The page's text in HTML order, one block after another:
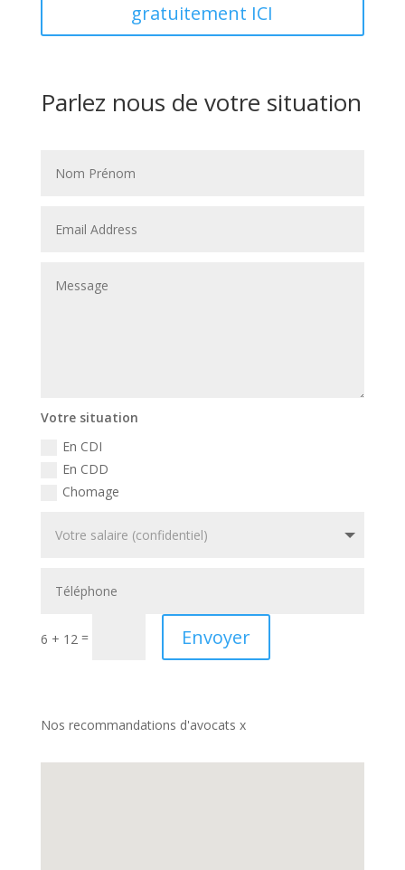
gratuitement ICI
Parlez nous de votre situation
Votre situation
En CDI
En CDD
Chomage
6 + 12 = Envoyer
Nos recommandations d'avocats x